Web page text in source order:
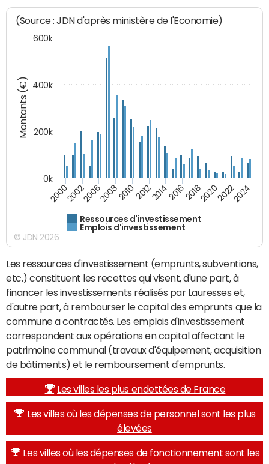
Montants (€)
(Source : JDN d'après ministère de l'Economie)
Ressources d'investissement
Emplois d'investissement
200020022006200820102012201420162018202020222024
0k
200k
400k
600k
© JDN 2026
Les ressources d'investissement (emprunts, subventions,
etc.) constituent les recettes qui visent, d'une part, à
financer les investissements réalisés par Lauresses et,
d'autre part, à rembourser le capital des emprunts que la
commune a contractés. Les emplois d'investissement
correspondent aux opérations en capital affectant le
patrimoine communal (travaux d'équipement, acquisition
de bâtiments) et le remboursement d'emprunts.
Les villes les plus endettées de France
Les villes où les dépenses de personnel sont les plus
élevées
Les villes où les dépenses de fonctionnement sont les